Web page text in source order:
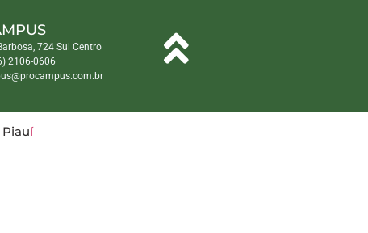
724 Sul Centro
2106-0606
í